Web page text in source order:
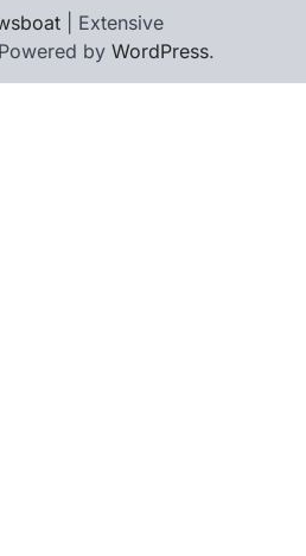
| Extensive
by WordPress.